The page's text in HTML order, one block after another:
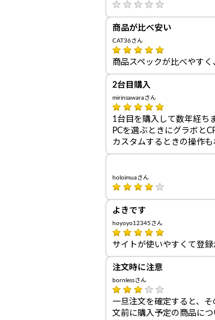
商品が比べ安い
CAT36さん
商品スペックが比べやすく
2台目購入
mirinsawaraさん
1台目を購入して数年経ち
PCを選ぶときにグラボと
カスタムするときの操作も
holoimuaさん
よきです
hoyoyo12345さん
サイトが使いやすくて登録
注文時に注意
bornlessさん
一旦注文を確定すると、
文前に購入予定の商品に